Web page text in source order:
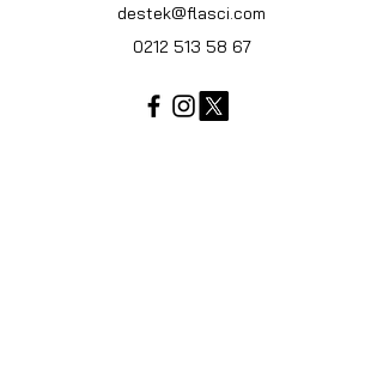
destek@flasci.com
0212 513 58 67